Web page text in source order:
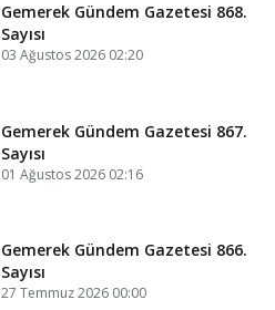
Gemerek Gündem Gazetesi 868.
Sayısı
03 Ağustos 2026 02:20
Gemerek Gündem Gazetesi 867.
Sayısı
01 Ağustos 2026 02:16
Gemerek Gündem Gazetesi 866.
Sayısı
27 Temmuz 2026 00:00